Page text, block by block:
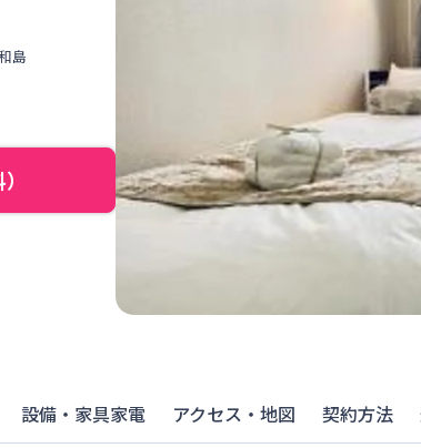
島
設備・家具家電 アクセス・地図 契約方法